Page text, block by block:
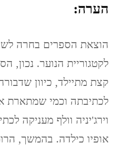
הערה:
הוצאת הספרים בחרה
לקטגוריית הנוער. נכון,
קצת מתיילד, כיוון
לכתיבתה וכמי שמתארת
וירג'יניה וולף מעניקה
אופיו כילדה. בהמשך,